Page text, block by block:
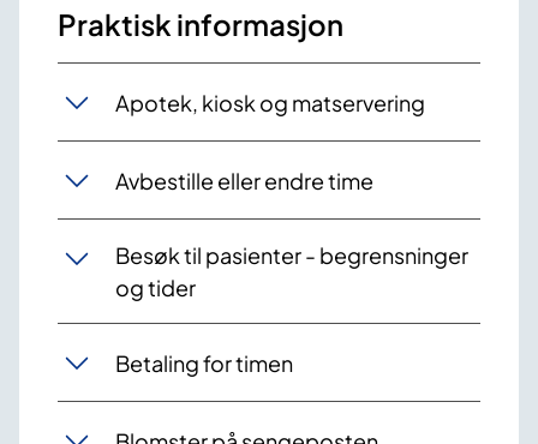
Praktisk informasjon
Apotek, kiosk og matservering
Avbestille eller endre time
Besøk til pasienter - begrensninger
og tider
Betaling for timen